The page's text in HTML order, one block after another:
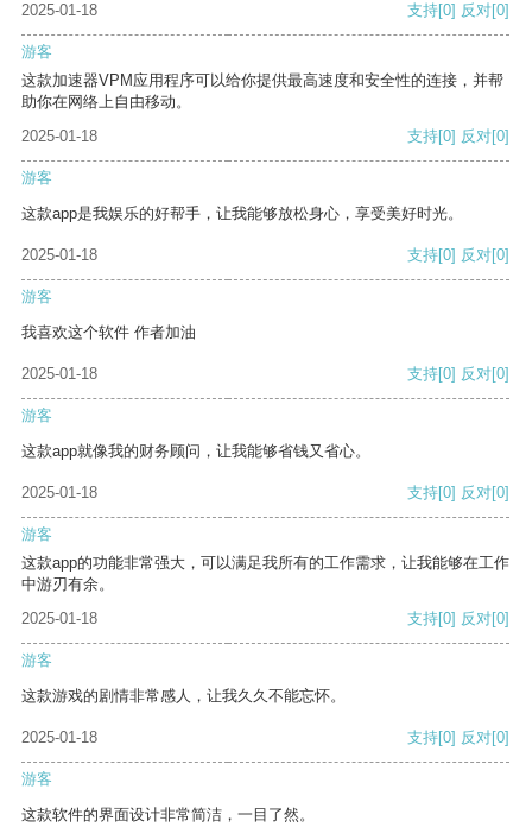
2025-01-18 支持[0] 反对[0]
游客
这款加速器VPM应用程序可以给你提供最高速度和安全性的连接，并帮
助你在网络上自由移动。
2025-01-18
支持[0] 反对[0]
游客
这款app是我娱乐的好帮手，让我能够放松身心，享受美好时光。
2025-01-18 支持[0] 反对[0]
游客
我喜欢这个软件 作者加油
2025-01-18 支持[0] 反对[0]
游客
这款app就像我的财务顾问，让我能够省钱又省心。
2025-01-18 支持[0] 反对[0]
游客
这款app的功能非常强大，可以满足我所有的工作需求，让我能够在工作
中游刃有余。
2025-01-18
支持[0] 反对[0]
游客
这款游戏的剧情非常感人，让我久久不能忘怀。
2025-01-18 支持[0] 反对[0]
游客
这款软件的界面设计非常简洁，一目了然。